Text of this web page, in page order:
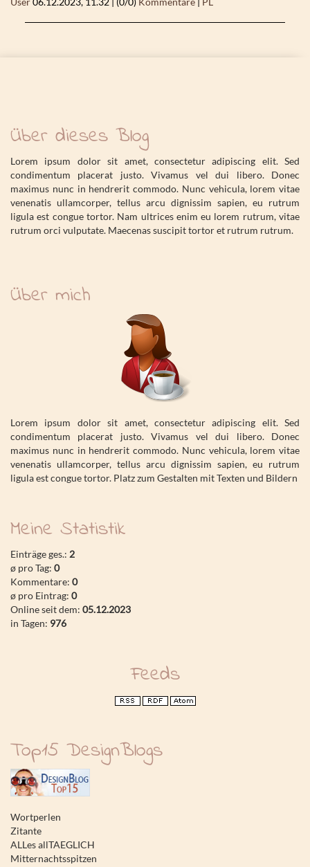
Über dieses Blog
Lorem ipsum dolor sit amet, consectetur adipiscing elit. Sed
condimentum placerat justo. Vivamus vel dui libero. Donec
maximus nunc in hendrerit commodo. Nunc vehicula, lorem vitae
venenatis ullamcorper, tellus arcu dignissim sapien, eu rutrum
ligula est congue tortor. Nam ultrices enim eu lorem rutrum, vitae
rutrum orci vulputate. Maecenas suscipit tortor et rutrum rutrum.
Über mich
Lorem ipsum dolor sit amet, consectetur adipiscing elit. Sed
condimentum placerat justo. Vivamus vel dui libero. Donec
maximus nunc in hendrerit commodo. Nunc vehicula, lorem vitae
venenatis ullamcorper, tellus arcu dignissim sapien, eu rutrum
ligula est congue tortor. Platz zum Gestalten mit Texten und Bildern
Meine Statistik
Einträge ges.: 2
ø pro Tag: 0
Kommentare: 0
ø pro Eintrag: 0
Online seit dem: 05.12.2023
in Tagen: 976
Feeds
Top15 DesignBlogs
Wortperlen
Zitante
ALLes allTAEGLICH
Mitternachtsspitzen